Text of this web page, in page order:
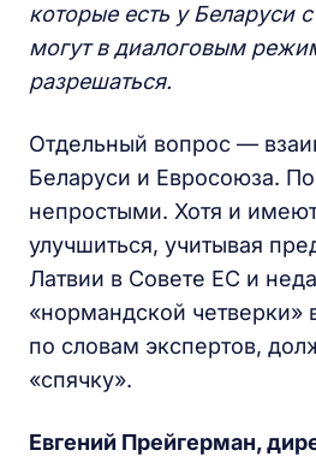
которые есть у Беларуси
могут в диалоговым
разрешаться.
Отдельный вопрос —
Беларуси и Евросоюза.
непростыми. Хотя и
улучшиться, учитывая
Латвии в Совете ЕС и
«нормандской четверки»
по словам экспертов,
«спячку».
Евгений Прейгерман,